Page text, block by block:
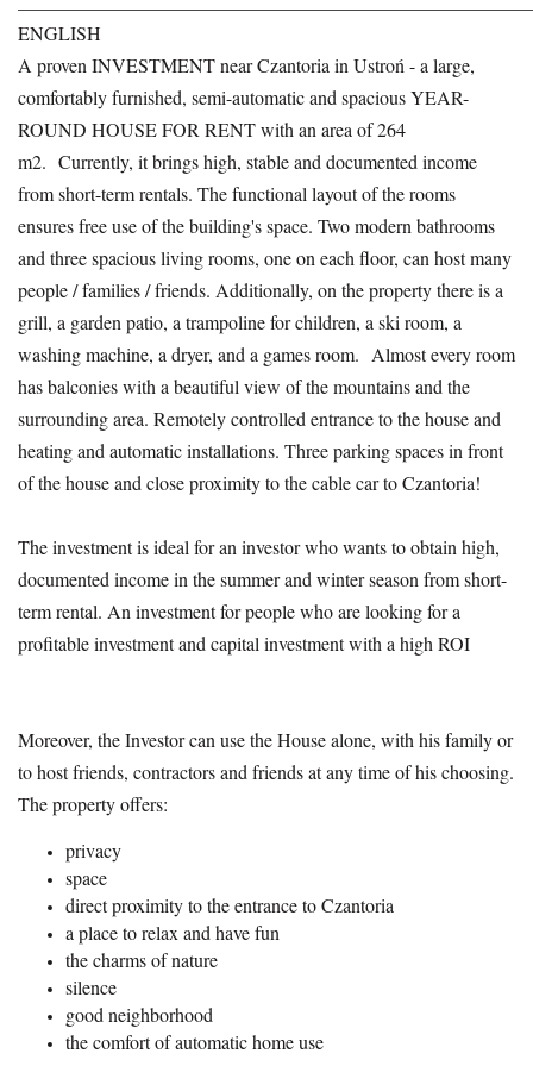
ENGLISH
A proven INVESTMENT near Czantoria in Ustroń - a large,
comfortably furnished, semi-automatic and spacious YEAR-
ROUND HOUSE FOR RENT with an area of 264
m2. Currently, it brings high, stable and documented income
from short-term rentals. The functional layout of the rooms
ensures free use of the building's space. Two modern bathrooms
and three spacious living rooms, one on each floor, can host many
people / families / friends. Additionally, on the property there is a
grill, a garden patio, a trampoline for children, a ski room, a
washing machine, a dryer, and a games room. Almost every room
has balconies with a beautiful view of the mountains and the
surrounding area. Remotely controlled entrance to the house and
heating and automatic installations. Three parking spaces in front
of the house and close proximity to the cable car to Czantoria!
The investment is ideal for an investor who wants to obtain high,
documented income in the summer and winter season from short-
term rental. An investment for people who are looking for a
profitable investment and capital investment with a high ROI
Moreover, the Investor can use the House alone, with his family or
to host friends, contractors and friends at any time of his choosing.
The property offers:
privacy
space
direct proximity to the entrance to Czantoria
a place to relax and have fun
the charms of nature
silence
good neighborhood
the comfort of automatic home use